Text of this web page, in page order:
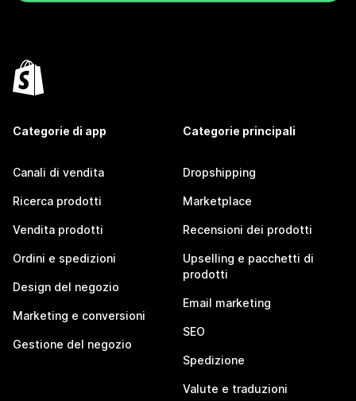
Categorie di app
Canali di vendita
Ricerca prodotti
Vendita prodotti
Ordini e spedizioni
Design del negozio
Marketing e conversioni
Gestione del negozio
Categorie principali
Dropshipping
Marketplace
Recensioni dei prodotti
Upselling e pacchetti di
prodotti
Email marketing
SEO
Spedizione
Valute e traduzioni